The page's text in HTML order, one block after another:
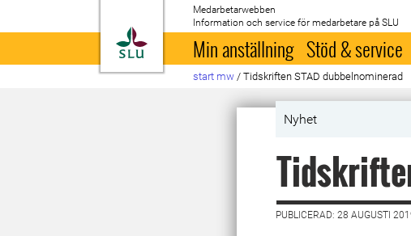
Till startsida
Medarbetarwebben
Information och service för medarbetare på SLU
Min anställning Stöd & service
start mw / Tidskriften STAD dubbelnominerad
Nyhet
PUBLICERAD: 28 AUGUSTI